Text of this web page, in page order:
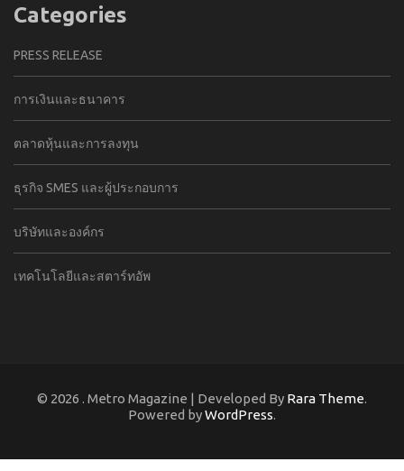
Categories
PRESS RELEASE
การเงินและธนาคาร
ตลาดหุ้นและการลงทุน
ธุรกิจ SMES และผู้ประกอบการ
บริษัทและองค์กร
เทคโนโลยีและสตาร์ทอัพ
© 2026 . Metro Magazine | Developed By Rara Theme.
Powered byWordPress.